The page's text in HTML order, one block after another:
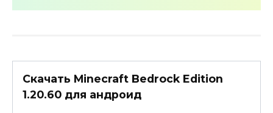
Скачать Minecraft Bedrock Edition
1.20.60 для андроид